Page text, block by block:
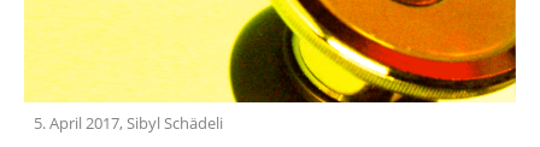
Team
Geschichte
5. April 2017, Sibyl Schädeli